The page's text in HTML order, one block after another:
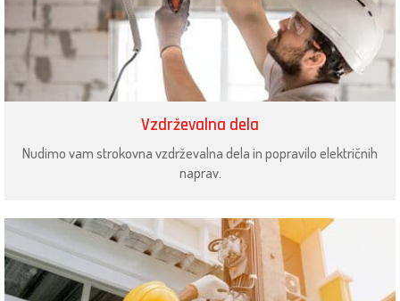
Vzdrževalna dela
Nudimo vam strokovna vzdrževalna dela in popravilo električnih
naprav.